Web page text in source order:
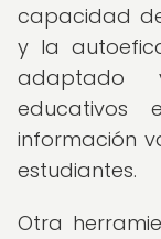
capacidad
y la
adaptado
educativos
información
estudiantes.
Otra